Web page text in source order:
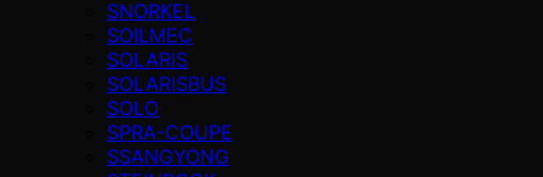
SNORKEL
SOILMEC
SOLARIS
SOLARISBUS
SOLO
SPRA-COUPE
SSANGYONG